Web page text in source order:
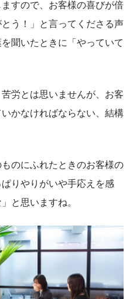
すので、お客様の喜びが倍
う！」と言ってくださる声
聞いたときに「やっていて
労とは思いませんが、お客
かなければならない、結構
のにふれたときのお客様の
りやりがいや手応えを感
と思いますね。